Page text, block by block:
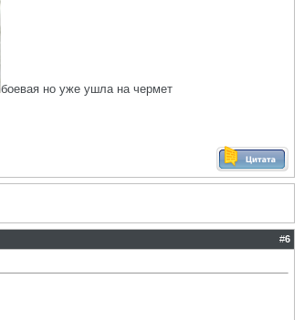
боевая но уже ушла на чермет
#6